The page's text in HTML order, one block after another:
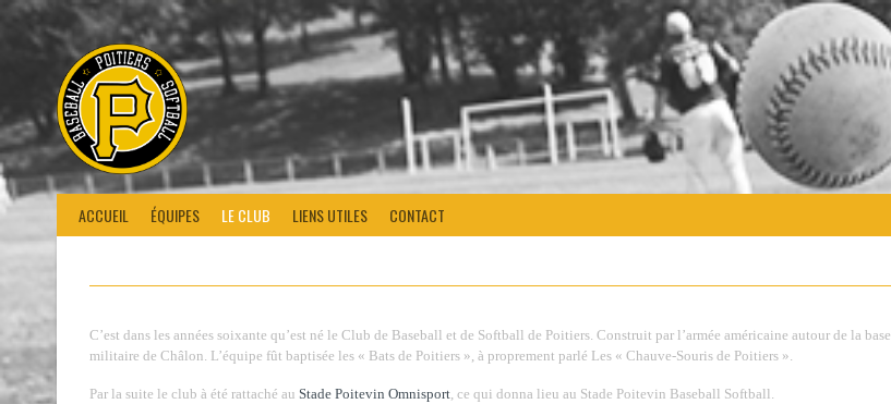
ACCUEIL ÉQUIPES LE CLUB LIENS UTILES CONTACT
C’est dans les années soixante qu’est né le Club de Baseball et de Softball de Poitiers. Construit par l’armée américaine autour de la base
militaire de Châlon. L’équipe fût baptisée les « Bats de Poitiers », à proprement parlé Les « Chauve-Souris de Poitiers ».
Par la suite le club à été rattaché au Stade Poitevin Omnisport, ce qui donna lieu au Stade Poitevin Baseball Softball.